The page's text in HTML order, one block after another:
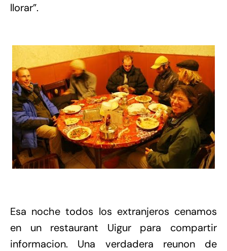
llorar”.
Esa noche todos los extranjeros cenamos
en un restaurant Uigur para compartir
informacion. Una verdadera reunon de